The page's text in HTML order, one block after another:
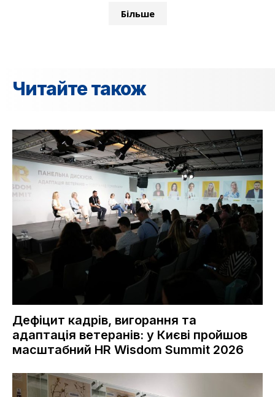
Більше
Читайте також
Дефіцит кадрів, вигорання та
адаптація ветеранів: у Києві пройшов
масштабний HR Wisdom Summit 2026